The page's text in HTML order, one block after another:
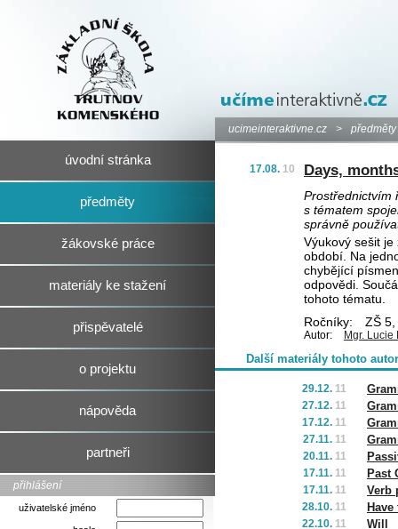
úvodní stránka
předměty
žákovské práce
materiály ke stažení
přispěvatelé
o projektu
nápověda
partneři
přihlášení
uživatelské jméno
ucimeinteraktivne.cz > předměty
17.08. 10 Days,
Prostřednictvím
s tématem
správně
Výukový sešit
období. Na
chybějící
odpovědi.
tohoto tématu.
Ročníky:
ZŠ
Autor: Mgr.
Další materiály tohoto
29.12. 11
27.12. 11
17.12. 11
27.11. 11
20.11. 11
17.11. 11 Past
17.11. 11 Verb
28.10. 11
22.10. 11 Will